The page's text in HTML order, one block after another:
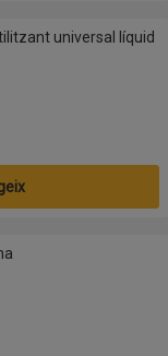
universal líquid